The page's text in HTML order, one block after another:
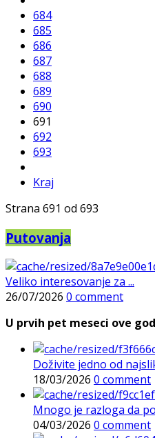
684
685
686
687
688
689
690
691
692
693
Kraj
Strana 691 od 693
Putovanja
Veliko interesovanje za ...
26/07/2026 0 comment
U prvih pet meseci ove
Doživite jedno od
18/03/2026 0 comment
Mnogo je razloga da
04/03/2026 0 comment